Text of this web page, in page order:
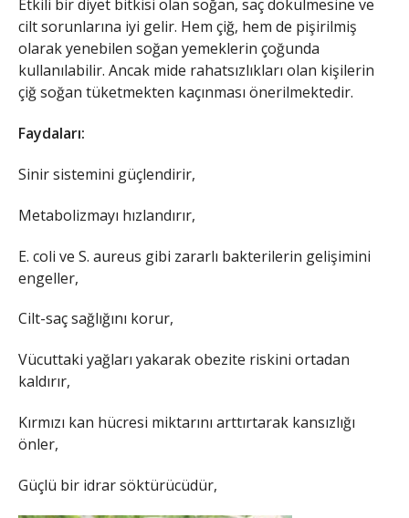
Etkili bir diyet bitkisi olan soğan, saç dökülmesine ve
cilt sorunlarına iyi gelir. Hem çiğ, hem de pişirilmiş
olarak yenebilen soğan yemeklerin çoğunda
kullanılabilir. Ancak mide rahatsızlıkları olan kişilerin
çiğ soğan tüketmekten kaçınması önerilmektedir.
Faydaları:
Sinir sistemini güçlendirir,
Metabolizmayı hızlandırır,
E. coli ve S. aureus gibi zararlı bakterilerin gelişimini
engeller,
Cilt-saç sağlığını korur,
Vücuttaki yağları yakarak obezite riskini ortadan
kaldırır,
Kırmızı kan hücresi miktarını arttırtarak kansızlığı
önler,
Güçlü bir idrar söktürücüdür,